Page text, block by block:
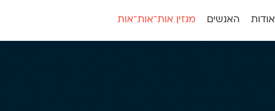
אודות האנשים מגזין אות־אות־אות
חדש חדש